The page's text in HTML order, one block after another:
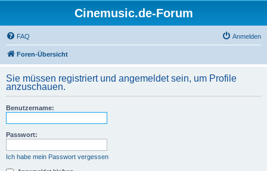
Cinemusic.de-Forum
FAQ Anmelden
Foren-Übersicht
Sie müssen registriert und angemeldet sein, um Profile
anzuschauen.
Benutzername:
Passwort:
Ich habe mein Passwort vergessen